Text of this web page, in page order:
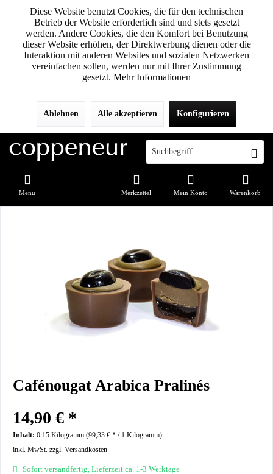
Diese Website benutzt Cookies, die für den technischen
Betrieb der Website erforderlich sind und stets gesetzt
werden. Andere Cookies, die den Komfort bei Benutzung
dieser Website erhöhen, der Direktwerbung dienen oder die
Interaktion mit anderen Websites und sozialen Netzwerken
vereinfachen sollen, werden nur mit Ihrer Zustimmung
gesetzt. Mehr Informationen
Ablehnen Alle akzeptieren Konfigurieren
Menü Warenkorb
Merkzettel Mein Konto
Cafénougat Arabica Pralinés
14,90 € *
Inhalt: 0.15 Kilogramm (99,33 € * / 1 Kilogramm)
inkl. MwSt. zzgl. Versandkosten
Sofort versandfertig, Lieferzeit ca. 1-3 Werktage